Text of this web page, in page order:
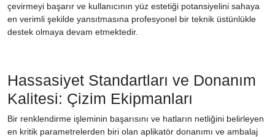
çevirmeyi başarır ve kullanıcının yüz estetiği potansiyelini sahaya
en verimli şekilde yansıtmasına profesyonel bir teknik üstünlükle
destek olmaya devam etmektedir.
Hassasiyet Standartları ve Donanım
Kalitesi: Çizim Ekipmanları
Bir renklendirme işleminin başarısını ve hatların netliğini belirleyen
en kritik parametrelerden biri olan aplikatör donanımı ve ambalaj